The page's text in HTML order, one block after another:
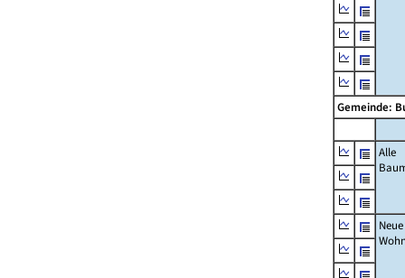
Gemeinde:
Alle
Neue